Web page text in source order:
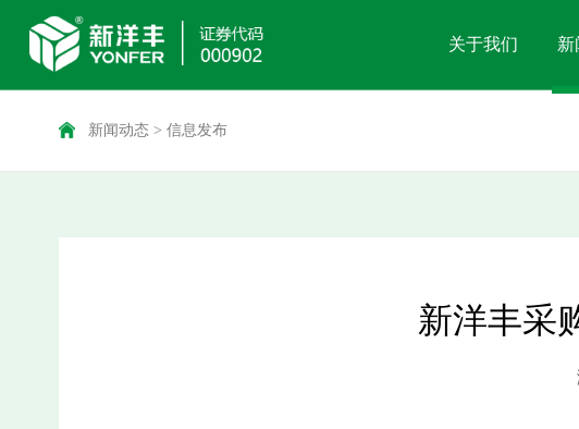
关于我们 新
新闻动态> 信息发布
新洋丰采